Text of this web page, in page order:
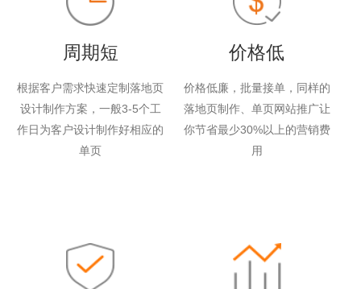
周期短
根据客户需求快速定制落地页
设计制作方案，一般3-5个工
作日为客户设计制作好相应的
单页
价格低
价格低廉，批量接单，同样的
落地页制作、单页网站推广让
你节省最少30%以上的营销费
用